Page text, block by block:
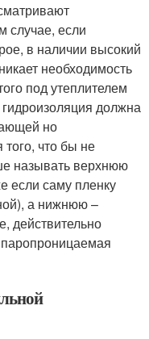
случае, если
в наличии высокий
необходимость
под утеплителем
должна
но
что бы не
называть верхнюю
если саму пленку
а нижнюю –
действительно